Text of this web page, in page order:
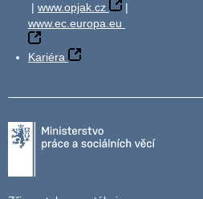
| www.opjak.cz
|
www.ec.europa.eu
Kariéra